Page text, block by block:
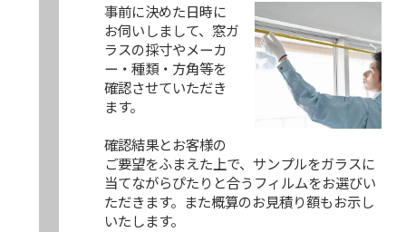
事前に決めた日時に
お伺いしまして、窓ガ
ラスの採寸やメーカ
ー・種類・方角等を
確認させていただき
ます。
確認結果とお客様の
ご要望をふまえた上で、サンプルをガラスに
当てながらぴたりと合うフィルムをお選びい
ただきます。また概算のお見積り額もお示し
いたします。